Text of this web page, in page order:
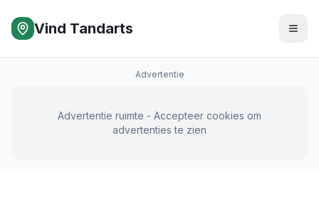
Vind Tandarts
Advertentie
Advertentie ruimte - Accepteer cookies om
advertenties te zien